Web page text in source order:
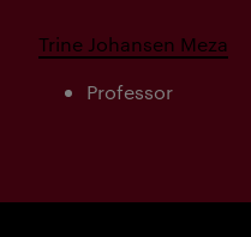
Trine Johansen Meza
Professor